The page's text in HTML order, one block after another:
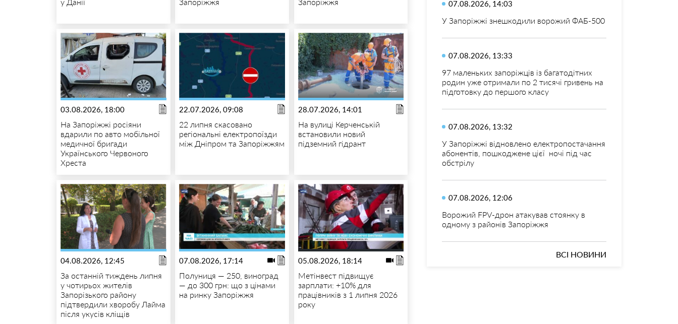
03.08.2026, 18:00
На Запоріжжі росіяни
вдарили по авто мобільної
медичної бригади
Українського Червоного
Хреста
22.07.2026, 09:08
22 липня скасовано
регіональні електропоїзди
між Дніпром та Запоріжжям
28.07.2026, 14:01
На вулиці Керченській
встановили новий
підземний гідрант
04.08.2026, 12:45
За останній тиждень липня
у чотирьох жителів
Запорізького району
підтвердили хворобу Лайма
після укусів кліщів
07.08.2026, 17:14
Полуниця — 250, виноград
— до 300 грн: що з цінами
на ринку Запоріжжя
05.08.2026, 18:14
Метінвест підвищує
зарплати: +10% для
працівників з 1 липня 2026
року
07.08.2026, 14:03
У Запоріжжі знешкодили ворожий ФАБ-500
07.08.2026, 13:33
97 маленьких запоріжців із багатодітних
родин уже отримали по 2 тисячі гривень на
підготовку до першого класу
07.08.2026, 13:32
У Запоріжжі відновлено електропостачання
абонентів, пошкоджене цієї ночі під час
обстрілу
07.08.2026, 12:06
Ворожий FPV-дрон атакував стоянку в
одному з районів Запоріжжя
ВСІ НОВИНИ